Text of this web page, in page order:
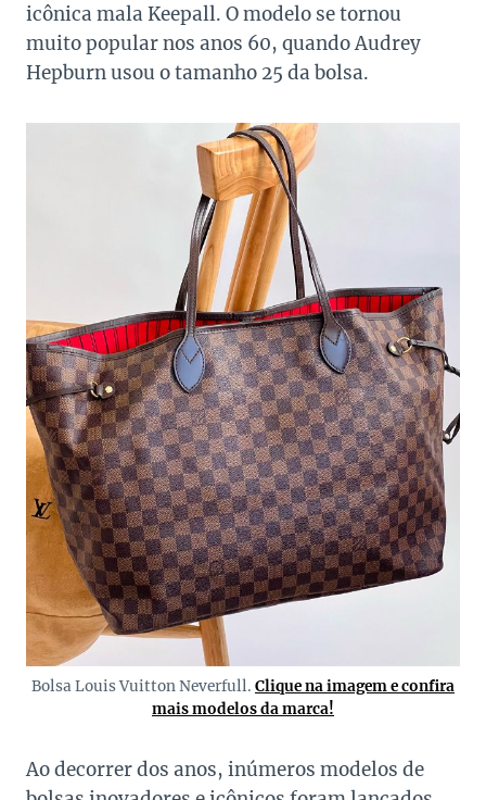
icônica mala Keepall. O modelo se tornou
muito popular nos anos 60, quando Audrey
Hepburn usou o tamanho 25 da bolsa.
Bolsa Louis Vuitton Neverfull. Clique na imagem e confira
mais modelos da marca!
Ao decorrer dos anos, inúmeros modelos de